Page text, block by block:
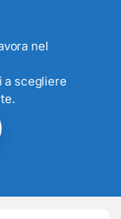
nel
a scegliere